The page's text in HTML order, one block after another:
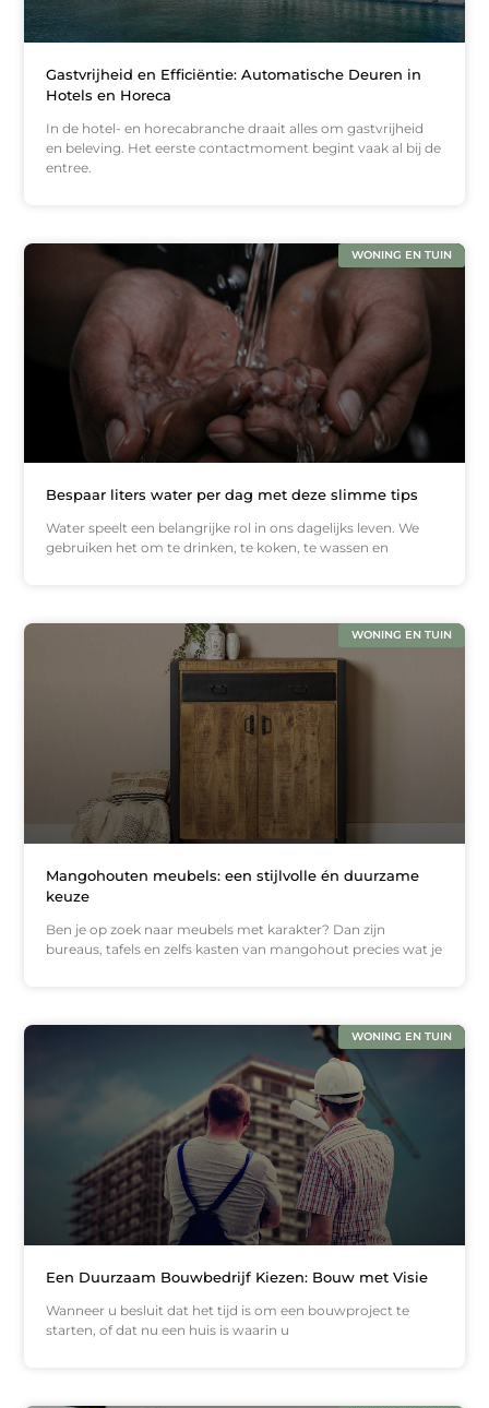
Gastvrijheid en Efficiëntie: Automatische Deuren in
Hotels en Horeca
In de hotel- en horecabranche draait alles om gastvrijheid
en beleving. Het eerste contactmoment begint vaak al bij de
entree.
WONING EN TUIN
Bespaar liters water per dag met deze slimme tips
Water speelt een belangrijke rol in ons dagelijks leven. We
gebruiken het om te drinken, te koken, te wassen en
WONING EN TUIN
Mangohouten meubels: een stijlvolle én duurzame
keuze
Ben je op zoek naar meubels met karakter? Dan zijn
bureaus, tafels en zelfs kasten van mangohout precies wat je
WONING EN TUIN
Een Duurzaam Bouwbedrijf Kiezen: Bouw met Visie
Wanneer u besluit dat het tijd is om een bouwproject te
starten, of dat nu een huis is waarin u